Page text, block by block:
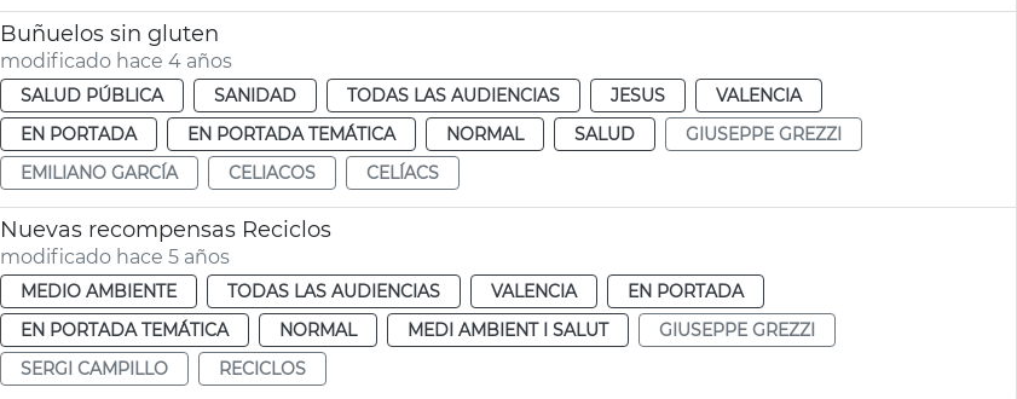
Buñuelos sin gluten
modificado hace 4 años
SALUD PÚBLICA SANIDAD TODAS LAS AUDIENCIAS JESUS
VALENCIA
EN PORTADA
EN PORTADA TEMÁTICA NORMAL SALUD
GIUSEPPE GREZZI
EMILIANO GARCÍA
CELIACOS CELÍACS
Nuevas recompensas Reciclos
modificado hace 5 años
MEDIO AMBIENTE TODAS LAS AUDIENCIAS VALENCIA
EN PORTADA
EN PORTADA TEMÁTICA
NORMAL MEDI AMBIENT I SALUT
GIUSEPPE GREZZI
SERGI CAMPILLO
RECICLOS